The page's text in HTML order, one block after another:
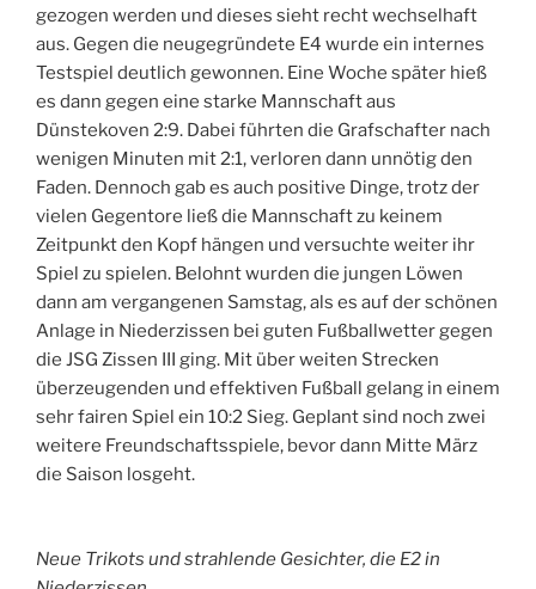
gezogen werden und dieses sieht recht wechselhaft
aus. Gegen die neugegründete E4 wurde ein internes
Testspiel deutlich gewonnen. Eine Woche später hieß
es dann gegen eine starke Mannschaft aus
Dünstekoven 2:9. Dabei führten die Grafschafter nach
wenigen Minuten mit 2:1, verloren dann unnötig den
Faden. Dennoch gab es auch positive Dinge, trotz der
vielen Gegentore ließ die Mannschaft zu keinem
Zeitpunkt den Kopf hängen und versuchte weiter ihr
Spiel zu spielen. Belohnt wurden die jungen Löwen
dann am vergangenen Samstag, als es auf der schönen
Anlage in Niederzissen bei guten Fußballwetter gegen
die JSG Zissen III ging. Mit über weiten Strecken
überzeugenden und effektiven Fußball gelang in einem
sehr fairen Spiel ein 10:2 Sieg. Geplant sind noch zwei
weitere Freundschaftsspiele, bevor dann Mitte März
die Saison losgeht.
Neue Trikots und strahlende Gesichter, die E2 in